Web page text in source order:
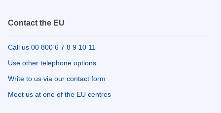
Contact the EU
Call us 00 800 6 7 8 9 10 11
Use other telephone options
Write to us via our contact form
Meet us at one of the EU centres